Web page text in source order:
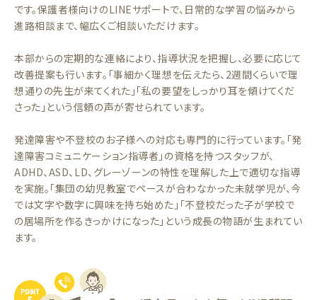
です。保護者様向けのLINEサポートで、日常的な学習の悩みから
進路相談まで、幅広くご相談いただけます。
本部からの定期的な連絡により、指導状況を把握し、必要に応じて
改善提案も行います。「事細かく理想を伝えたら、2週間くらいで理
想通りの先生が来てくれた」「私の要望をしっかり耳を傾けてくだ
さった」という信頼の声が寄せられています。
発達障害や不登校のお子様への対応も専門的に行っています。「発
達障害コミュニケーション指導者」の資格を持つスタッフが、
ADHD、ASD、LD、グレーゾーンの特性を理解した上で適切な指導
を実施。「集団の幼児教室でペースが合わなかった未就学児が、今
では文字や数字に興味を持ち始めた」「不登校だった子が学校で
の居場所を作るきっかけになった」という成長の物語が生まれてい
ます。